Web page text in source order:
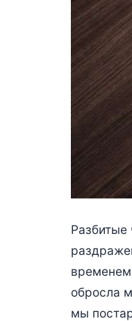
обросла
мы